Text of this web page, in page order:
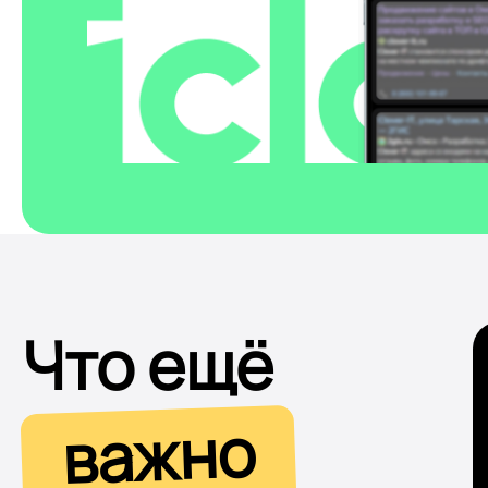
Что ещё
важно